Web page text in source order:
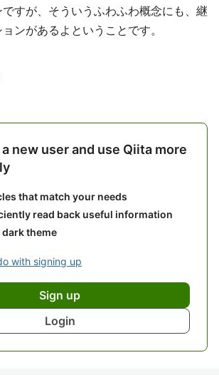
すが、そういうふわふわ概念にも、継
ンがあるよということです。
new user and use Qiita more
that match your needs
read back useful information
dark theme
with signing up
Sign up
Login